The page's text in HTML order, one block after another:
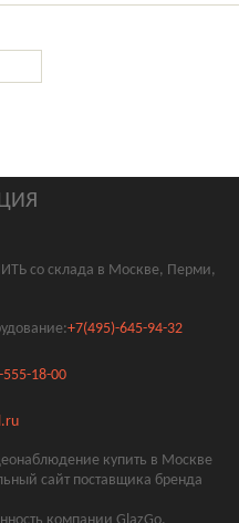
со склада в Москве, Перми,
+7(495)-645-94-32
555-18-00
купить в Москве
сайт поставщика бренда